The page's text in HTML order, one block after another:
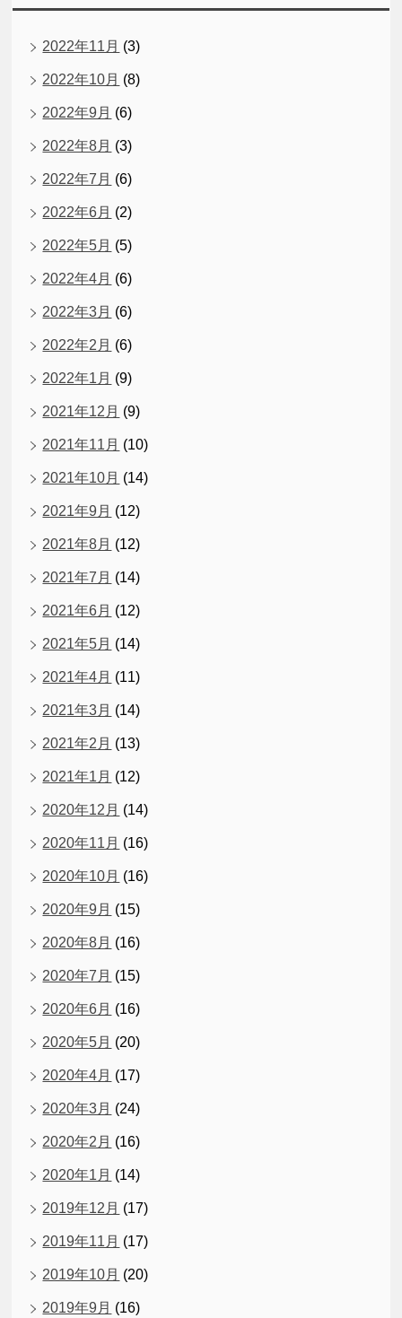
2022年11月 (3)
2022年10月 (8)
2022年9月 (6)
2022年8月 (3)
2022年7月 (6)
2022年6月 (2)
2022年5月 (5)
2022年4月 (6)
2022年3月 (6)
2022年2月 (6)
2022年1月 (9)
2021年12月 (9)
2021年11月 (10)
2021年10月 (14)
2021年9月 (12)
2021年8月 (12)
2021年7月 (14)
2021年6月 (12)
2021年5月 (14)
2021年4月 (11)
2021年3月 (14)
2021年2月 (13)
2021年1月 (12)
2020年12月 (14)
2020年11月 (16)
2020年10月 (16)
2020年9月 (15)
2020年8月 (16)
2020年7月 (15)
2020年6月 (16)
2020年5月 (20)
2020年4月 (17)
2020年3月 (24)
2020年2月 (16)
2020年1月 (14)
2019年12月 (17)
2019年11月 (17)
2019年10月 (20)
2019年9月 (16)